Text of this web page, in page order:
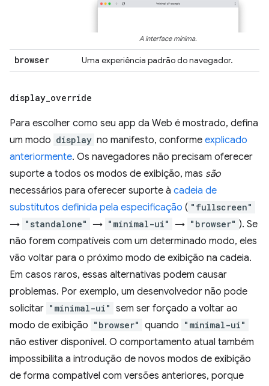
A interface mínima.
browser Uma experiência padrão do navegador.
display_override
Para escolher como seu app da Web é mostrado, defina
um modo display no manifesto, conforme explicado
anteriormente. Os navegadores não precisam oferecer
suporte a todos os modos de exibição, mas são
necessários para oferecer suporte à cadeia de
substitutos definida pela especificação ( "fullscreen"
→ "standalone" → "minimal-ui" → "browser" ). Se
não forem compatíveis com um determinado modo, eles
vão voltar para o próximo modo de exibição na cadeia.
Em casos raros, essas alternativas podem causar
problemas. Por exemplo, um desenvolvedor não pode
solicitar "minimal-ui" sem ser forçado a voltar ao
modo de exibição "browser" quando "minimal-ui"
não estiver disponível. O comportamento atual também
impossibilita a introdução de novos modos de exibição
de forma compatível com versões anteriores, porque